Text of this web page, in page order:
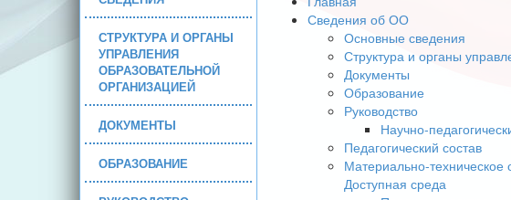
СТРУКТУРА И ОРГАНЫ
УПРАВЛЕНИЯ
ОБРАЗОВАТЕЛЬНОЙ
ОРГАНИЗАЦИЕЙ
ДОКУМЕНТЫ
ОБРАЗОВАНИЕ
Сведения об ОО
Основные сведения
Структура и органы
Документы
Образование
Руководство
Научно-
Педагогический состав
Материально-техническое
Доступная среда